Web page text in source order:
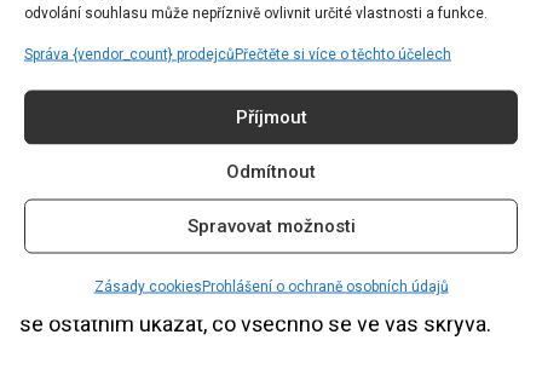
odvolání souhlasu může nepříznivě ovlivnit určité vlastnosti a funkce.
Správa {vendor_count} prodejcůPřečtěte si více o těchto účelech
Příjmout
Odmítnout
Spravovat možnosti
Zásady cookiesProhlášení o ochraně osobních údajů
dodržovat pravidelný pitný režim. Když totiž budete
dostatečně pít, předejdete bolestem hlavy a zlepší
se vaše soustředění i paměť. Hydratace navíc
pomáhá udržovat mladistvý vzhled pleti.
Demotivovat by vás ovšem nyní mohly monotónní
každodenní povinnosti, proto byste neměli
zapomínat na to, že vaše snaha má smysl. Nebojte
se ostatním ukázat, co všechno se ve vás skrývá.